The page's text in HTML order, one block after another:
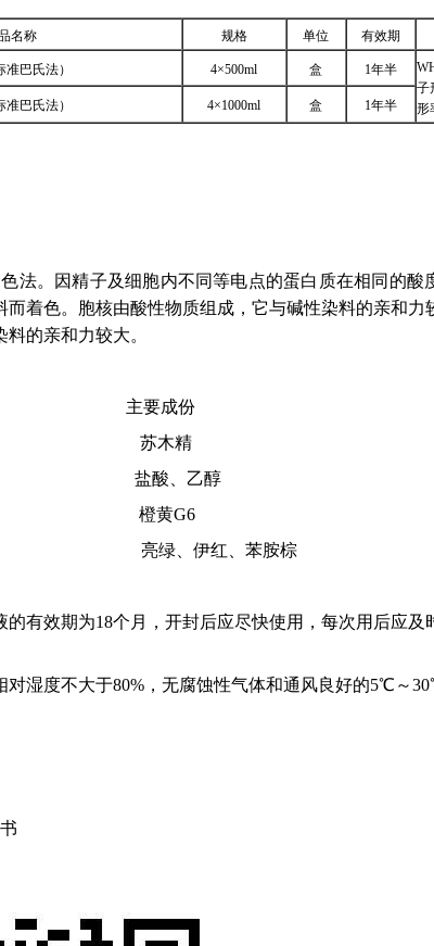
名称 规格 单位 有效期
巴氏法） 4×500ml 盒 1年半
子
形
巴氏法） 4×1000ml 盒 1年半
法。因精子及细胞内不同等电点的蛋白质在相同的酸
着色。胞核由酸性物质组成，它与碱性染料的亲和力
的亲和力较大。
要成份
苏木精
盐酸、乙醇
橙黄G6
绿、伊红、苯胺棕
有效期为18个月，开封后应尽快使用，每次用后应及
湿度不大于80%，无腐蚀性气体和通风良好的5℃～